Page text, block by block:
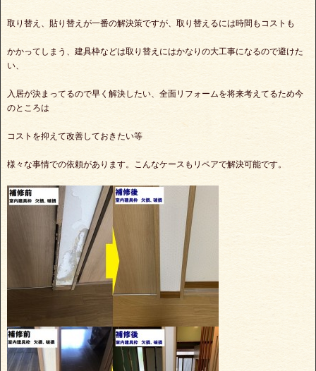
取り替え、貼り替えが一番の解決策ですが、取り替えるには時間もコストも
かかってしまう、建具枠などは取り替えにはかなりの大工事になるので避けた
い、
入居が決まってるので早く解決したい、全面リフォームを将来考えてるため今
のところは
コストを抑えて改善しておきたい等
様々な事情での依頼があります。こんなケースもリペアで解決可能です。